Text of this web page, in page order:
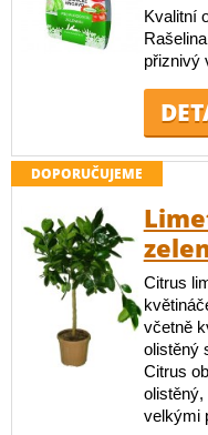
Kvalitní
přiznivý
DOPORUČUJEME
Citrus
včetně
olistěný
Citrus
velkými